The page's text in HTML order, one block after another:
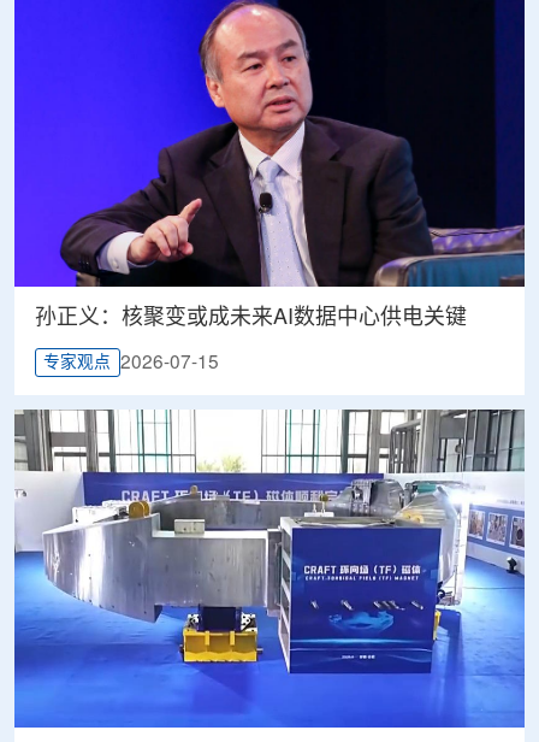
孙正义：核聚变或成未来AI数据中心供电关键
专家观点 2026-07-15